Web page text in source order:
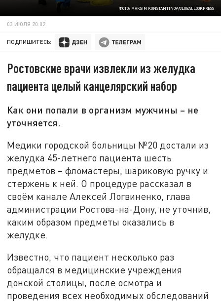
ФОТО: MAKSIM KONSTANTINOV/GLOBALLOOKPRESS
03 ИЮЛЯ 20:02
ПОДПИШИТЕСЬ:
Ростовские врачи извлекли из желудка
пациента целый канцелярский набор
Как они попали в организм мужчины – не
уточняется.
Медики городской больницы №20 достали из
желудка 45-летнего пациента шесть
предметов – фломастеры, шариковую ручку и
стержень к ней. О процедуре рассказал в
своём канале Алексей Логвиненко, глава
администрации Ростова-на-Дону, не уточнив,
каким образом предметы оказались в
желудке.
Известно, что пациент несколько раз
обращался в медицинские учреждения
донской столицы, после осмотра и
проведения всех необходимых обследований